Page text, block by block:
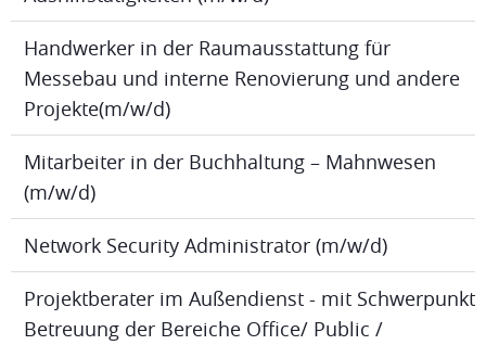
Handwerker in der Raumausstattung für
Messebau und interne Renovierung und andere
Projekte(m/w/d)
Mitarbeiter in der Buchhaltung – Mahnwesen
(m/w/d)
Network Security Administrator (m/w/d)
Projektberater im Außendienst - mit Schwerpunkt
Betreuung der Bereiche Office/ Public /